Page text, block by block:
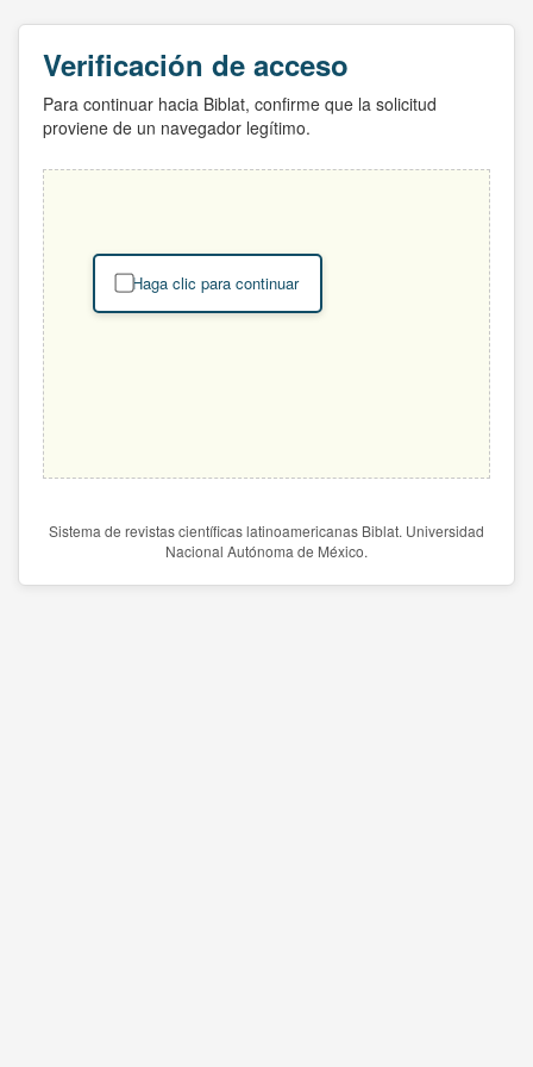
Verificación de acceso
Para continuar hacia Biblat, confirme que la solicitud
proviene de un navegador legítimo.
Haga clic para continuar
Sistema de revistas científicas latinoamericanas Biblat. Universidad
Nacional Autónoma de México.